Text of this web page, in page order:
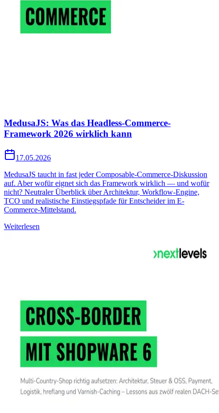
MedusaJS: Was das Headless-Commerce-
Framework 2026 wirklich kann
17.05.2026
MedusaJS taucht in fast jeder Composable-Commerce-Diskussion
auf. Aber wofür eignet sich das Framework wirklich — und wofür
nicht? Neutraler Überblick über Architektur, Workflow-Engine,
TCO und realistische Einstiegspfade für Entscheider im E-
Commerce-Mittelstand.
Weiterlesen